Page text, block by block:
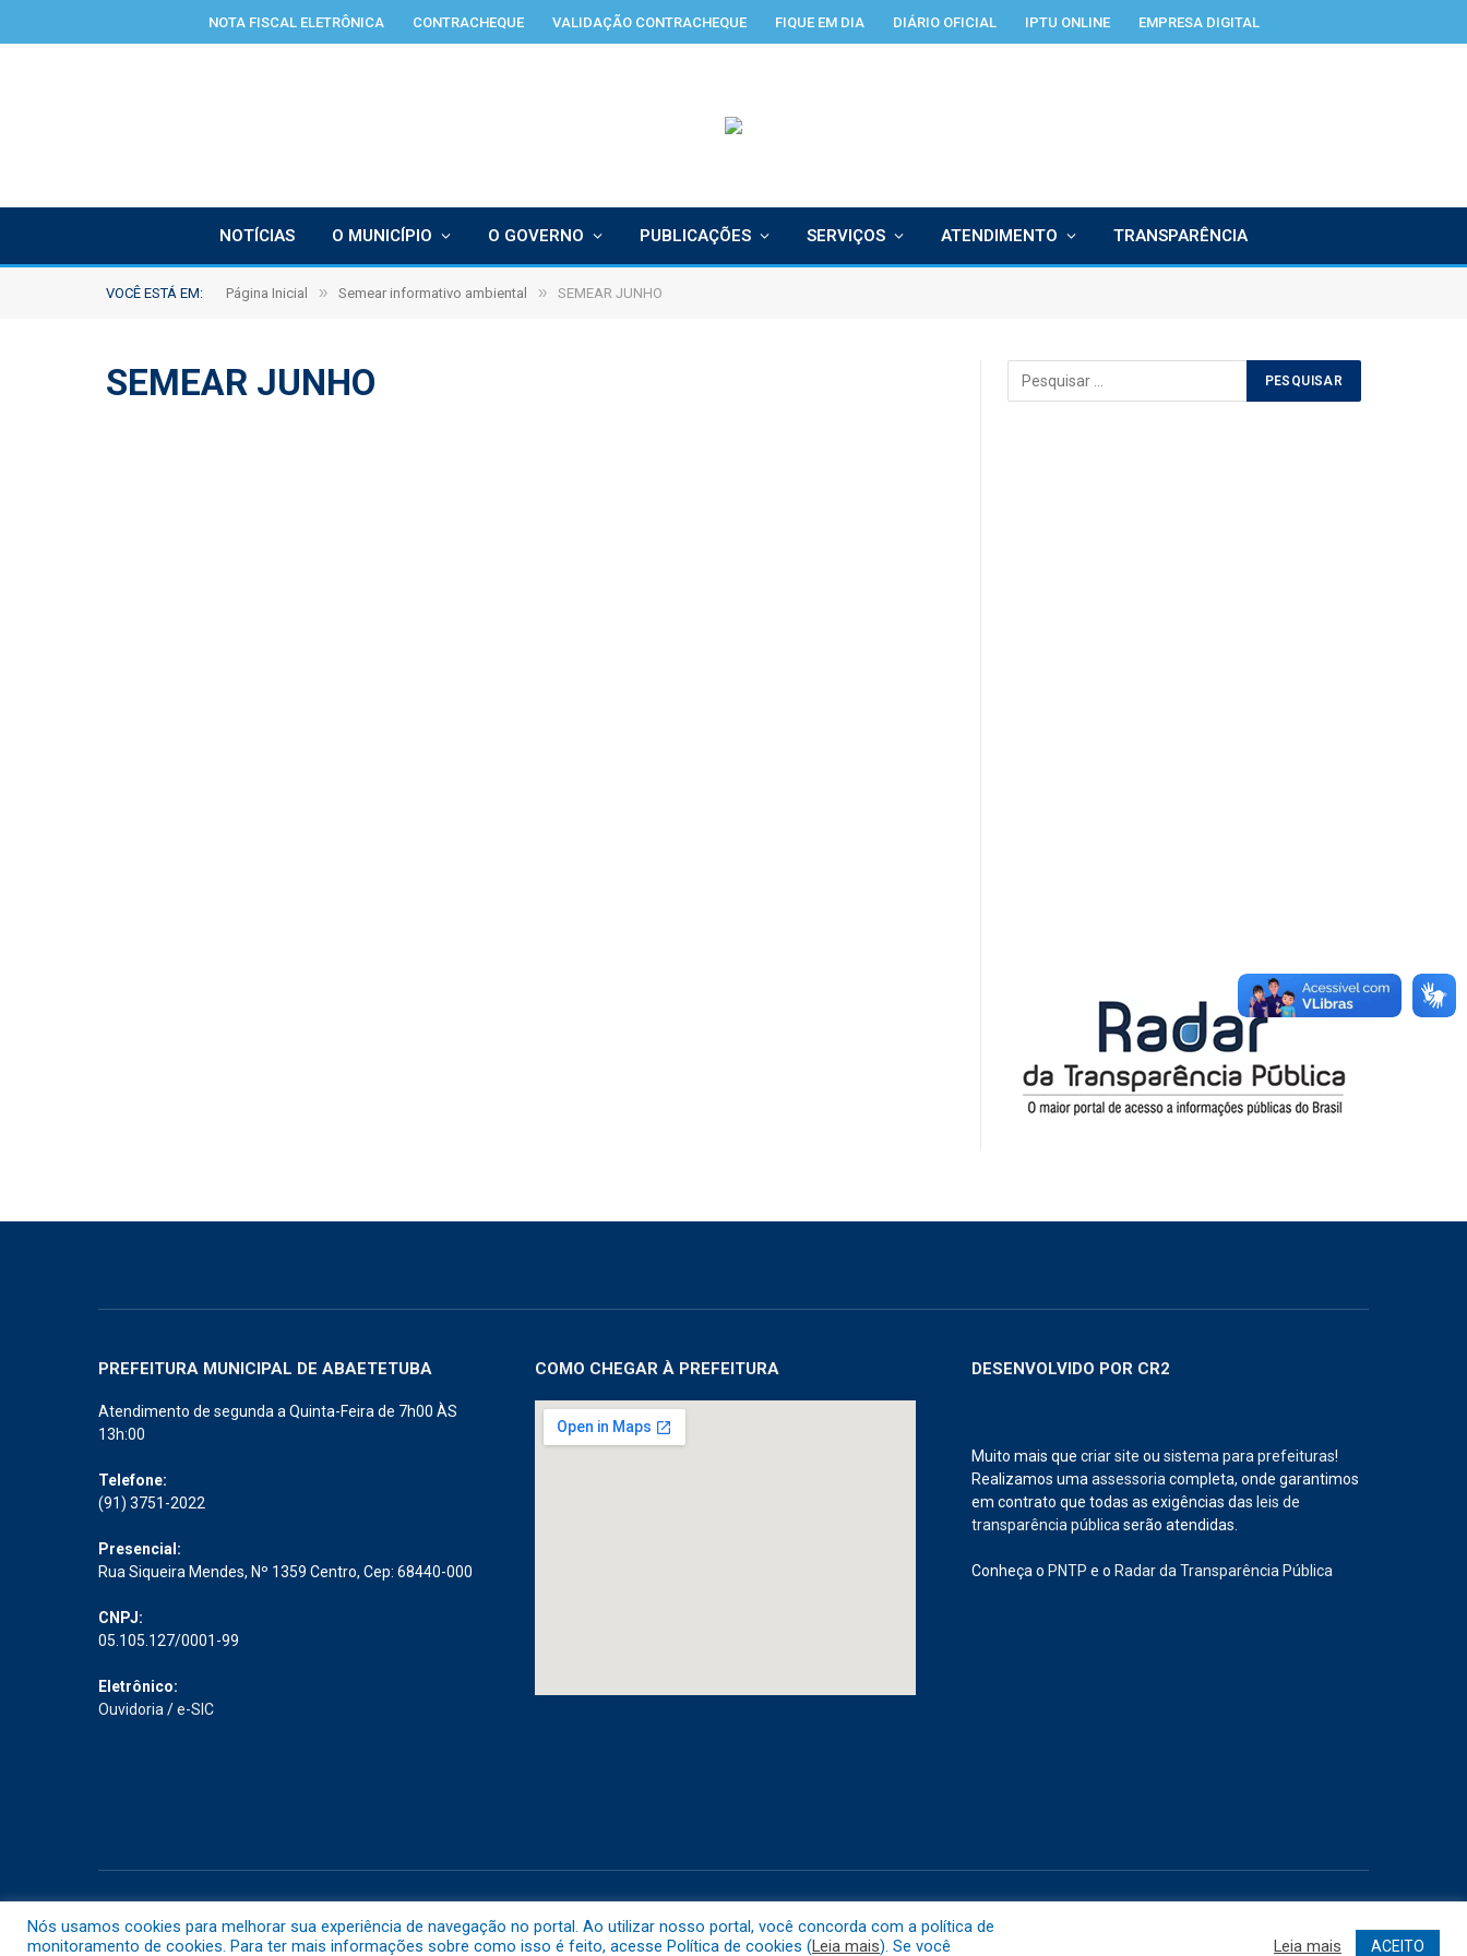
NOTA FISCAL ELETRÔNICA CONTRACHEQUE VALIDAÇÃO CONTRACHEQUE FIQUE EM DIA DIÁRIO OFICIAL IPTU ONLINE EMPRESA DIGITAL
NOTÍCIAS O MUNICÍPIO O GOVERNO PUBLICAÇÕES SERVIÇOS ATENDIMENTO TRANSPARÊNCIA
VOCÊ ESTÁ EM: Página Inicial » Semear informativo ambiental » SEMEAR JUNHO
SEMEAR JUNHO
PREFEITURA MUNICIPAL DE ABAETETUBA
Atendimento de segunda a Quinta-Feira de 7h00 ÀS
13h:00
Telefone:
(91) 3751-2022
Presencial:
Rua Siqueira Mendes, Nº 1359 Centro, Cep: 68440-000
CNPJ:
05.105.127/0001-99
Eletrônico:
Ouvidoria /e-SIC
COMO CHEGAR À PREFEITURA DESENVOLVIDO POR CR2
Muito mais que criar site ou sistema para prefeituras!
Realizamos uma assessoria completa, onde garantimos
em contrato que todas as exigências das leis de
transparência pública serão atendidas.
Conheça o PNTP e o Radar da Transparência Pública
Nós usamos cookies para melhorar sua experiência de navegação no portal. Ao utilizar nosso portal, você concorda com a política de
monitoramento de cookies. Para ter mais informações sobre como isso é feito, acesse Política de cookies (Leia mais). Se você Leia mais ACEITO